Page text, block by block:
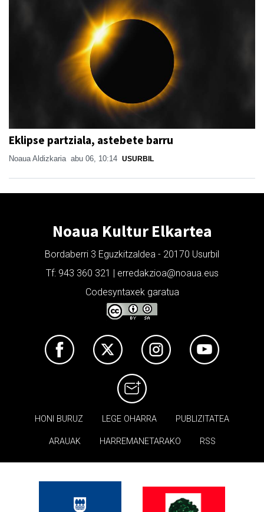
Eklipse partziala, astebete barru
Noaua Aldizkaria abu 06, 10:14 USURBIL
Noaua Kultur Elkartea
Bordaberri 3 Eguzkitzaldea - 20170 Usurbil
Tf: 943 360 321 | erredakzioa@noaua.eus
Codesyntaxek garatua
HONI BURUZ LEGE OHARRA PUBLIZITATEA
ARAUAK HARREMANETARAKO RSS